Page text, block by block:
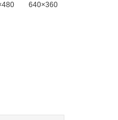
640×360